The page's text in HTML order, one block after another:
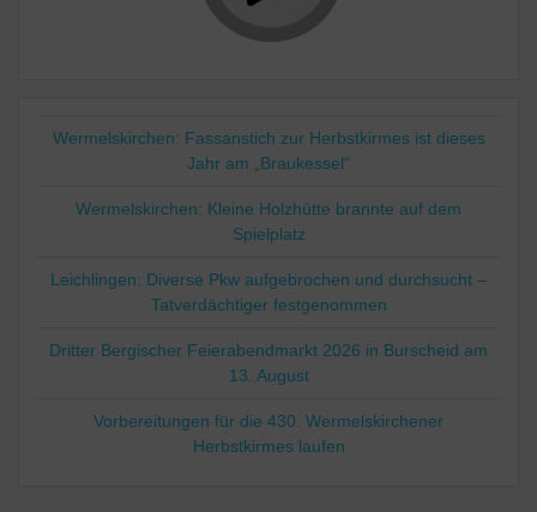
Wermelskirchen: Fassanstich zur Herbstkirmes ist dieses
Jahr am „Braukessel“
Wermelskirchen: Kleine Holzhütte brannte auf dem
Spielplatz
Leichlingen: Diverse Pkw aufgebrochen und durchsucht –
Tatverdächtiger festgenommen
Dritter Bergischer Feierabendmarkt 2026 in Burscheid am
13. August
Vorbereitungen für die 430. Wermelskirchener
Herbstkirmes laufen